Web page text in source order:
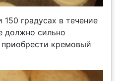
градусах в течение
должно сильно
кремовый